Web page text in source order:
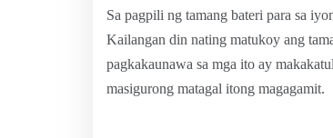
Sa pagpili ng tamang bateri para sa
Kailangan din nating matukoy ang
pagkakaunawa sa mga ito ay
masigurong matagal itong magagamit.